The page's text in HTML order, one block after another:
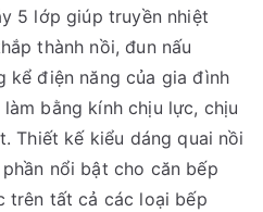
5 lớp giúp truyền nhiệt
thành nồi, đun nấu
kể điện năng của gia đình
bằng kính chịu lực, chịu
Thiết kế kiểu dáng quai nồi
nổi bật cho căn bếp
trên tất cả các loại bếp